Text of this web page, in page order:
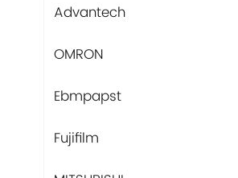
Advantech
OMRON
Ebmpapst
Fujifilm